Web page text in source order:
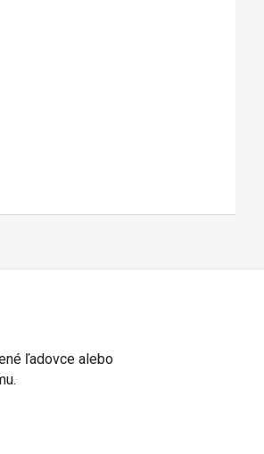
ľadovce alebo